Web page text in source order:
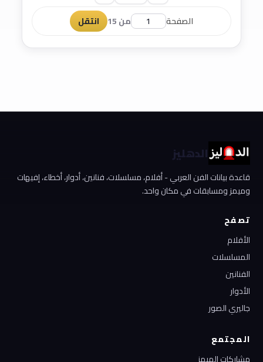
الصفحة
من 15 انتقل
الدهليز
قاعدة بيانات الفن العربي - أفلام، مسلسلات، فنانين، أدوار، أخطاء، إفيهات
وميمز ومسابقات في مكان واحد.
تصفح
الأفلام
المسلسلات
الفنانين
الأدوار
جاليري الصور
المجتمع